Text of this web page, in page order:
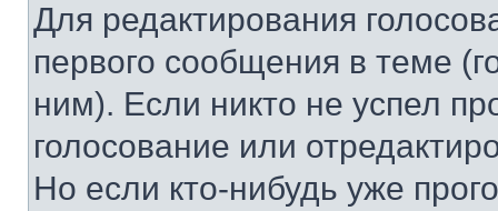
Для редактирования
первого сообщения в теме
ним). Если никто не успел
голосование или
Но если кто-нибудь уже